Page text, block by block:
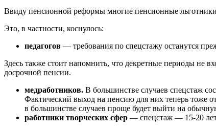
Ввиду пенсионной реформы многие пенсионные
Это, в частности, коснулось:
педагогов — требования по спецстажу останутся
Здесь также стоит напомнить, что декретные периоды не
досрочной пенсии.
медработников. В большинстве случаев спецстаж
Фактический выход на пенсию для них теперь тоже
в большинстве случаев проще будет выйти на
работники творческих сфер — спецстаж — 15-20